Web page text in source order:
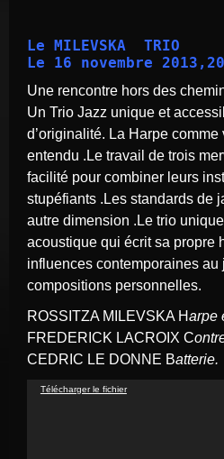
Le MILEVSKA  TRIO
Le 16 novembre
Une rencontre hors des
Un Trio Jazz unique et
d’originalité. La Harpe comme
entendu .Le travail de trois
facilité pour combiner leurs
stupéfiants .Les standards de
autre dimension .Le trio
acoustique qui écrit sa propre
influences contemporaines au
compositions personnelles.
ROSSITZA MILEVSKA Harpe
FREDERICK LACROIX C
CEDRIC LE DONNE Batterie.
Lecteur
Télécharger le fichier